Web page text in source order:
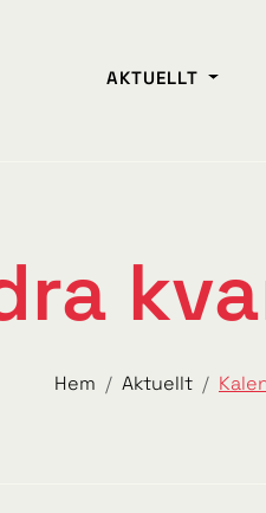
AKTUELLT
Hem Aktuellt